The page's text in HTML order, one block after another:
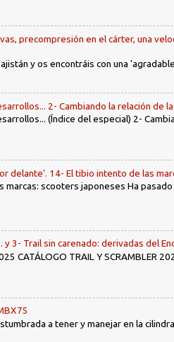
precompresión en el cárter, una
y os encontráis con una
2- Cambiando la relación de
(Índice del especial) 2-
delante'. 14- El tibio intento de las
scooters japoneses Ha
y 3- Trail sin carenado: derivadas del
CATÁLOGO TRAIL Y SCRAMBLER
a tener y manejar en la